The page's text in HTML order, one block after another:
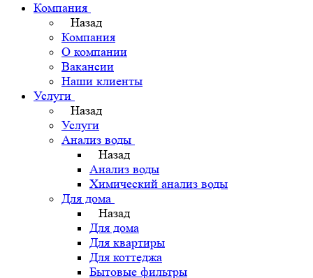
Компания
Назад
Компания
О компании
Вакансии
Наши клиенты
Услуги
Назад
Услуги
Анализ воды
Назад
Анализ воды
Химический анализ воды
Для дома
Назад
Для дома
Для квартиры
Для коттеджа
Бытовые фильтры